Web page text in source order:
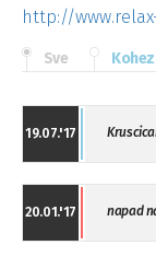
http://
Sve
19.07.'17
20.01.'17 napad